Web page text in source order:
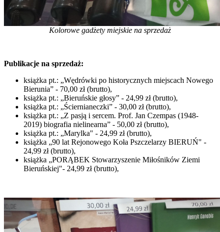
Kolorowe gadżety miejskie na sprzedaż
Publikacje na sprzedaż:
książka pt.: „Wędrówki po historycznych miejscach Nowego
Bierunia” - 70,00 zł (brutto),
książka pt.: „Bieruńskie głosy” - 24,99 zł (brutto),
książka pt.: „Ściernianeczki” - 30,00 zł (brutto),
książka pt.: „Z pasją i sercem. Prof. Jan Czempas (1948-
2019) biografia nielinearna” - 50,00 zł (brutto),
książka pt.: „Marylka" - 24,99 zł (brutto),
książka „90 lat Rejonowego Koła Pszczelarzy BIERUŃ" -
24,99 zł (brutto),
książka „PORĄBEK Stowarzyszenie Miłośników Ziemi
Bieruńskiej"- 24,99 zł (brutto),